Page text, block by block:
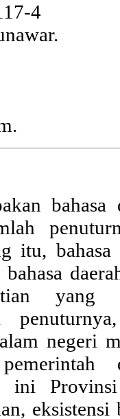
4
bahasa
itu, bahasa
yang
negeri
ini
eksistensi